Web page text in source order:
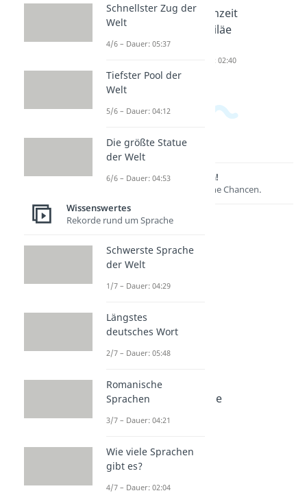
Ich liebe
dich
Sprüche
Liebe ist
Dauer: 02:09
Hochzeit
sjubiläe
Dauer: 02:40
Lernen lohnt sich!
Entdecke hier deine Chancen.
Weitere Inhalte:
Wissenswertes
Sprüche zur Liebe
Liebeskummer Sprüche
Liebessprüche
Zitate Liebe
Dauer: 02:30
Hab dich lieb
Schnellster Zug der
Welt
4/6 – Dauer: 05:37
Tiefster Pool der
Welt
5/6 – Dauer: 04:12
Die größte Statue
der Welt
6/6 – Dauer: 04:53
Wissenswertes
Rekorde rund um Sprache
Schwerste Sprache
der Welt
1/7 – Dauer: 04:29
Längstes
deutsches Wort
2/7 – Dauer: 05:48
Romanische
Sprachen
3/7 – Dauer: 04:21
Wie viele Sprachen
gibt es?
4/7 – Dauer: 02:04